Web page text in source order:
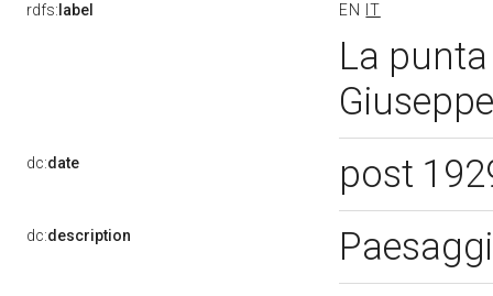
rdfs: label EN IT
La
dc:date post
dc:description